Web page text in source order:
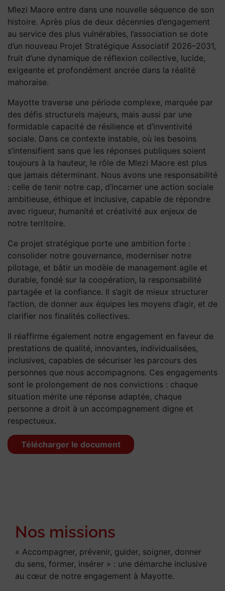
Mlezi Maore entre dans une nouvelle séquence de son
histoire. Après plus de deux décennies d’engagement
au service des plus vulnérables, l’association se dote
d’un nouveau Projet Stratégique Associatif 2026–2031,
fruit d’une dynamique de réflexion collective, lucide,
exigeante et profondément ancrée dans la réalité
mahoraise.
Mayotte traverse une période complexe, marquée par
des défis structurels majeurs, mais aussi par une
formidable capacité de résilience et d’inventivité
sociale. Dans ce contexte instable, où les besoins
s’intensifient sans que les réponses publiques soient
toujours à la hauteur, le rôle de Mlezi Maore est plus
que jamais déterminant. Nous avons une responsabilité
: celle de tenir notre cap, d’incarner une action sociale
ambitieuse, éthique et inclusive, capable de répondre
avec rigueur, humanité et créativité aux enjeux de
notre territoire.
Ce projet stratégique porte une ambition forte :
consolider notre gouvernance, moderniser notre
pilotage, et bâtir un modèle de management agile et
durable, fondé sur la coopération, la responsabilité
partagée et la confiance. Il s’agit de mieux structurer
l’action, de donner aux équipes les moyens d’agir, et de
clarifier nos finalités collectives.
Il réaffirme également notre engagement en faveur de
prestations de qualité, innovantes, individualisées,
inclusives, capables de sécuriser les parcours des
personnes que nous accompagnons. Ces engagements
sont le prolongement de nos convictions : chaque
situation mérite une réponse adaptée, chaque
personne a droit à un accompagnement digne et
respectueux.
Télécharger le document
Nos missions
« Accompagner, prévenir, guider, soigner, donner
du sens, former, insérer » : une démarche inclusive
au cœur de notre engagement à Mayotte.